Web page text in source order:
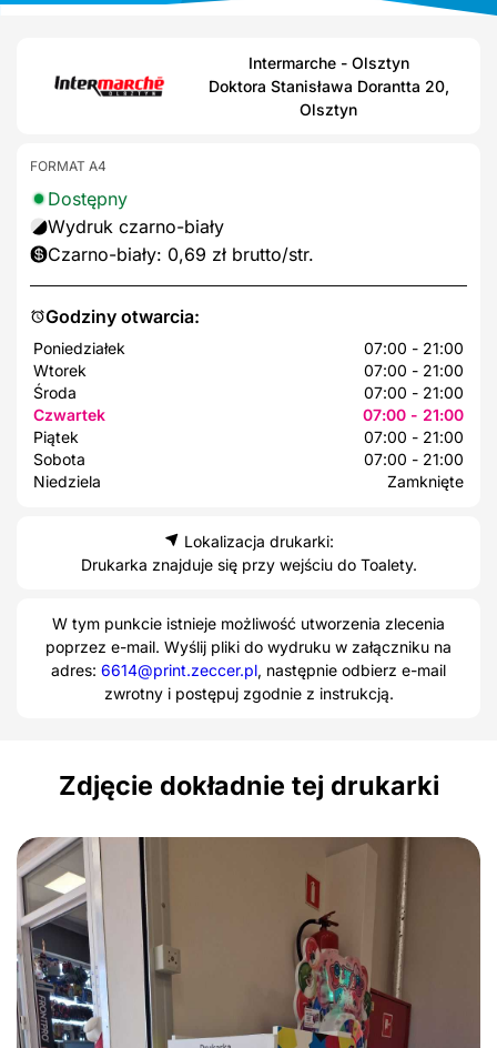
Intermarche - Olsztyn
Doktora Stanisława Dorantta 20,
Olsztyn
Godziny otwarcia:
Poniedziałek
07:00 - 21:00
Wtorek
07:00 - 21:00
Środa
07:00 - 21:00
Czwartek
07:00 - 21:00
Piątek
07:00 - 21:00
Sobota
07:00 - 21:00
Niedziela
Zamknięte
FORMAT A4
Dostępny
Wydruk czarno-biały
Czarno-biały: 0,69 zł brutto/str.
Lokalizacja drukarki:
Drukarka znajduje się przy wejściu do Toalety.
W tym punkcie istnieje możliwość utworzenia zlecenia
poprzez e-mail. Wyślij pliki do wydruku w załączniku na
adres: 6614@print.zeccer.pl, następnie odbierz e-mail
zwrotny i postępuj zgodnie z instrukcją.
Zdjęcie dokładnie tej drukarki